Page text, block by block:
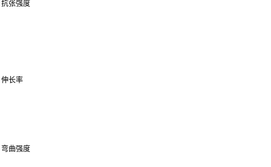
抗张强度
伸长率
弯曲强度